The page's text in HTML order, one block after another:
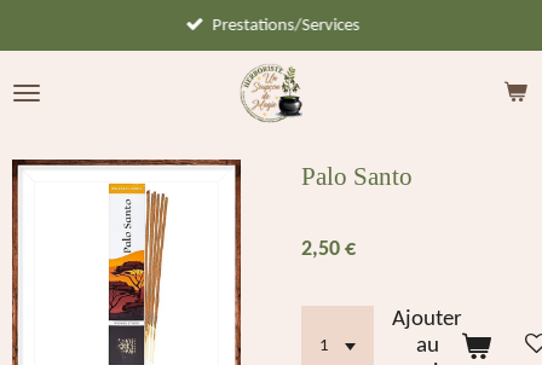
contenu
Prestations/Services
Palo Santo
2,50 €
Ajouter
au